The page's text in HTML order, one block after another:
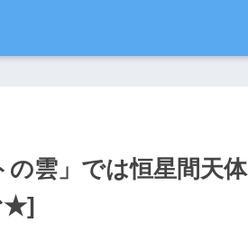
の雲」では恒星間天体
★]